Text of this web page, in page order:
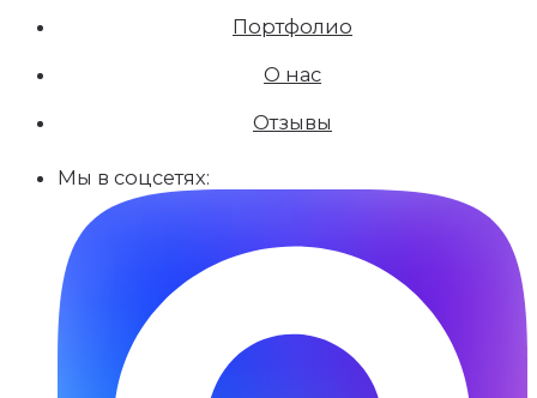
Портфолио
О нас
Отзывы
Мы в соцсетях: